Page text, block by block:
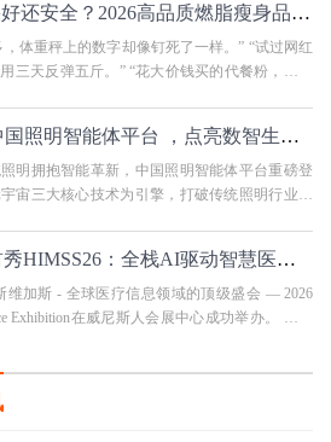
​哪款减肥产品哪个效果好还安全？2026高品质燃脂瘦身品牌实测红榜，科学避
体重秤上的数字却像钉死了一样。” “试过网红
三天反弹五斤。” “花大价钱买的代餐粉，喝起
AI+大数据+元宇宙｜中国照明智能体平台 ，点亮数智生活新图景
明拥抱智能革新，中国照明智能体平台重磅登
宙三大核心技术为引擎，打破传统照明行业局
卫宁健康xOdinHealth首秀HIMSS26：全栈AI驱动智慧医疗新路径
维加斯 - 全球医疗信息领域的顶级盛会 — 2026
Exhibition在威尼斯人会展中心成功举办。 卫宁